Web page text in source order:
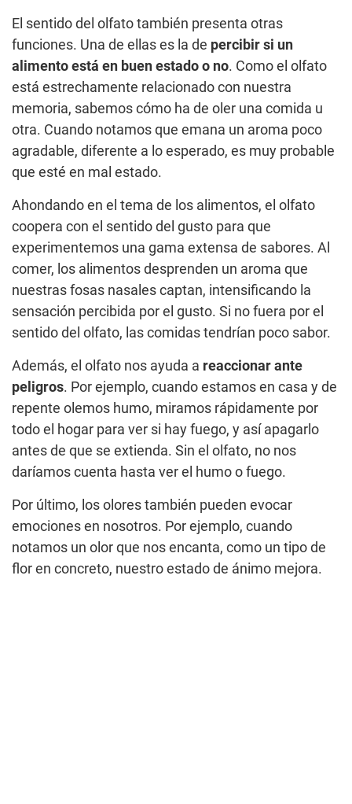
El sentido del olfato también presenta otras
funciones. Una de ellas es la de percibir si un
alimento está en buen estado o no. Como el olfato
está estrechamente relacionado con nuestra
memoria, sabemos cómo ha de oler una comida u
otra. Cuando notamos que emana un aroma poco
agradable, diferente a lo esperado, es muy probable
que esté en mal estado.
Ahondando en el tema de los alimentos, el olfato
coopera con el sentido del gusto para que
experimentemos una gama extensa de sabores. Al
comer, los alimentos desprenden un aroma que
nuestras fosas nasales captan, intensificando la
sensación percibida por el gusto. Si no fuera por el
sentido del olfato, las comidas tendrían poco sabor.
Además, el olfato nos ayuda a reaccionar ante
peligros. Por ejemplo, cuando estamos en casa y de
repente olemos humo, miramos rápidamente por
todo el hogar para ver si hay fuego, y así apagarlo
antes de que se extienda. Sin el olfato, no nos
daríamos cuenta hasta ver el humo o fuego.
Por último, los olores también pueden evocar
emociones en nosotros. Por ejemplo, cuando
notamos un olor que nos encanta, como un tipo de
flor en concreto, nuestro estado de ánimo mejora.